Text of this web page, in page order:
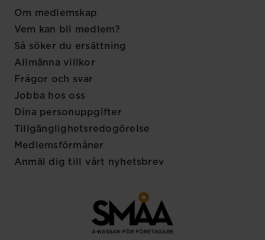
Om medlemskap
Vem kan bli medlem?
Så söker du ersättning
Allmänna villkor
Frågor och svar
Jobba hos oss
Dina personuppgifter
Tillgänglighetsredogörelse
Medlemsförmåner
Anmäl dig till vårt nyhetsbrev